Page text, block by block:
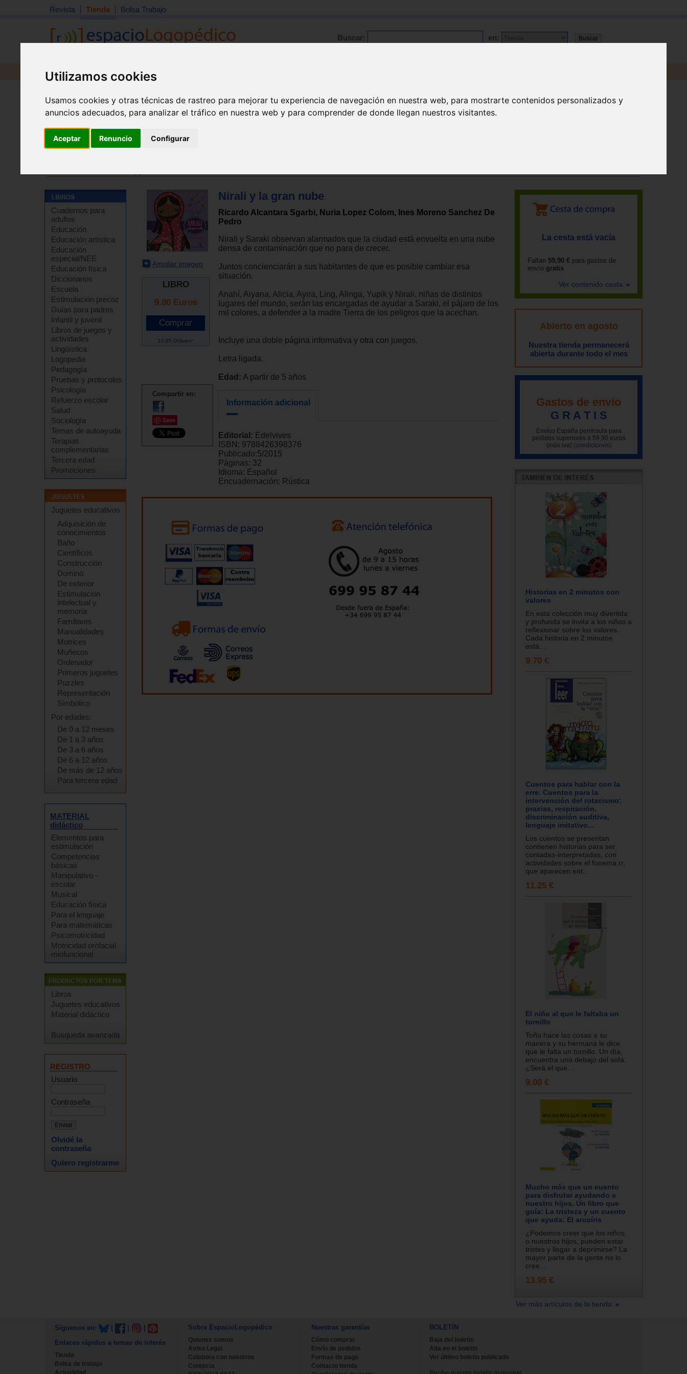
Utilizamos cookies
Usamos cookies y otras técnicas de rastreo para mejorar tu experiencia de navegación en nuestra web, para mostrarte contenidos personalizados y
anuncios adecuados, para analizar el tráfico en nuestra web y para comprender de donde llegan nuestros visitantes.
Aceptar Renuncio Configurar
Revista Tienda Bolsa Trabajo
Buscar: en:
Revista Libros Material
Cuadernos para
adultos
Educación
Educación artística
Educación
especial/NEE
Educación física
Diccionarios
Escuela
Estimulación precoz
Guías para padres
Infantil y juvenil
Libros de juegos y
actividades
Lingüística
Logopedia
Pedagogía
Pruebas y protocolos
Psicología
Refuerzo escolar
Salud
Sociología
Temas de autoayuda
Terapias
complementarias
Tercera edad
Promociones
Juguetes educativos
Adquisición de
conocimientos
Baño
Científicos
Construcción
Dominó
De exterior
Estimulación
intelectual y
memoria
Familiares
Manualidades
Motrices
Muñecos
Ordenador
Primeros juguetes
Puzzles
Representación
Simbólico
Por edades:
De 0 a 12 meses
De 1 a 3 años
De 3 a 6 años
De 6 a 12 años
De más de 12 años
Para tercera edad
MATERIAL
didáctico
Elementos para
estimulación
Competencias
básicas
Manipulativo -
escolar
Musical
Educación física
Para el lenguaje
Para matemáticas
Psicomotricidad
Motricidad orofacial
miofuncional
Libros
Juguetes educativos
Material didáctico
Busqueda avanzada
REGISTRO
Usuario
Contraseña
Olvidé la
contraseña
Quiero registrarme
Ampliar imagen
LIBRO
9.80 Euros
10.85 Dólares*
Compartir en:
Save
Nirali y la gran nube
Ricardo Alcantara Sgarbi, Nuria Lopez Colom, Ines Moreno Sanchez De
Pedro
Nirali y Saraki observan alarmados que la ciudad está envuelta en una nube
densa de contaminación que no para de crecer.
Juntos concienciarán a sus habitantes de que es posible cambiar esa
situación.
Anahí, Aiyana, Alicia, Ayira, Ling, Alinga, Yupik y Nirali, niñas de distintos
lugares del mundo, serán las encargadas de ayudar a Saraki, el pájaro de los
mil colores, a defender a la madre Tierra de los peligros que la acechan.
Incluye una doble página informativa y otra con juegos.
Letra ligada.
Edad: A partir de 5 años
Información adicional
Editorial: Edelvives
ISBN: 9788426398376
Publicado:5/2015
Páginas: 32
Idioma: Español
Encuadernación: Rústica
La cesta está vacía
Faltan 59,90 € para gastos de
envío gratis
Ver contenido cesta
Abierto en agosto
Nuestra tienda permanecerá
abierta durante todo el mes
Gastos de envío
G R A T I S
Envíos España península para
pedidos superiores a 59,90 euros
(más iva) (condiciones)
Historias en 2 minutos con
valores
En esta colección muy divertida
y profunda se invita a los niños a
reflexionar sobre los valores.
Cada historia en 2 minutos
está...
9.70 €
Cuentos para hablar con la
erre. Cuentos para la
intervención del rotacismo:
praxias, respiración,
discriminación auditiva,
lenguaje imitativo...
Los cuentos se presentan
contienen historias para ser
contadas-interpretadas, con
actividades sobre el fonema rr,
que aparecen ent...
11.25 €
El niño al que le faltaba un
tornillo
Toño hace las cosas a su
manera y su hermana le dice
que le falta un tornillo. Un día,
encuentra uno debajo del sofá.
¿Será el que...
9.00 €
Mucho más que un cuento
para disfrutar ayudando a
nuestro hijos. Un libro que
guía: La tristeza y un cuento
que ayuda: El arcoíris
¿Podemos creer que los niños,
o nuestros hijos, pueden estar
tristes y llegar a deprimirse? La
mayor parte de la gente no lo
cree...
13.95 €
Ver más artículos de la tienda
Síguenos en:
Enlaces rápidos a temas de interés
Tienda
Bolsa de trabajo
Actualidad
Sobre EspacioLogopédico
Quienes somos
Aviso Legal
Colabora con nosotros
Contacta
Nuestras garantías
Cómo comprar
Envío de pedidos
Formas de pago
Contacto tienda
BOLETÍN
Baja del boletin
Alta en el boletin
Ver último boletin publicado